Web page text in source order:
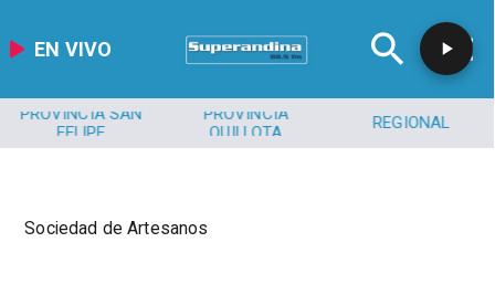
EN VIVO
PROVINCIA SAN
FELIPE
PROVINCIA
QUILLOTA
REGIONAL
Sociedad de Artesanos